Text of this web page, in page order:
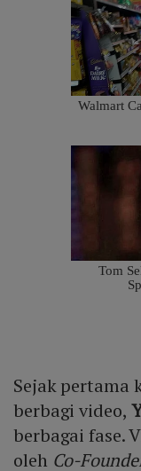
Sejak pertama
berbagi video,
berbagai fase.
oleh Co-